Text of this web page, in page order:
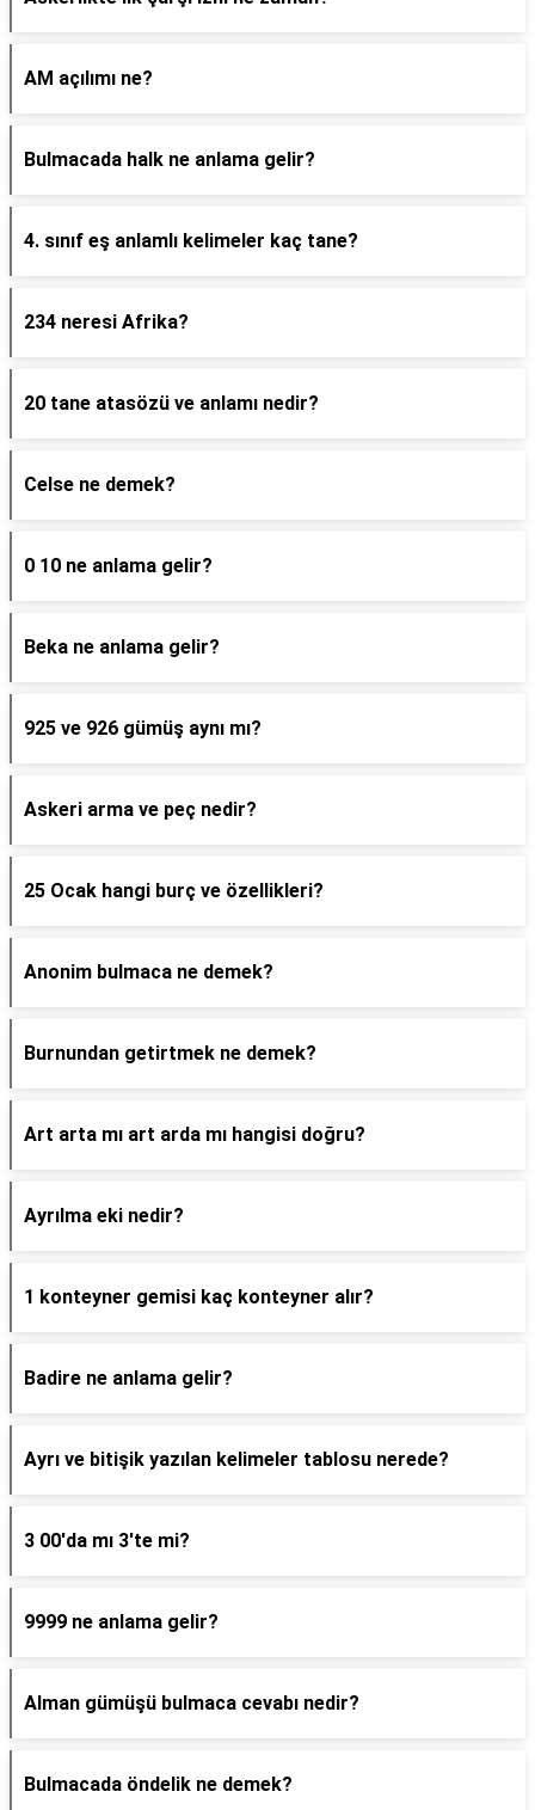
AM açılımı ne?
Bulmacada halk ne anlama gelir?
4. sınıf eş anlamlı kelimeler kaç tane?
234 neresi Afrika?
20 tane atasözü ve anlamı nedir?
Celse ne demek?
0 10 ne anlama gelir?
Beka ne anlama gelir?
925 ve 926 gümüş aynı mı?
Askeri arma ve peç nedir?
25 Ocak hangi burç ve özellikleri?
Anonim bulmaca ne demek?
Burnundan getirtmek ne demek?
Art arta mı art arda mı hangisi doğru?
Ayrılma eki nedir?
1 konteyner gemisi kaç konteyner alır?
Badire ne anlama gelir?
Ayrı ve bitişik yazılan kelimeler tablosu nerede?
3 00'da mı 3'te mi?
9999 ne anlama gelir?
Alman gümüşü bulmaca cevabı nedir?
Bulmacada öndelik ne demek?